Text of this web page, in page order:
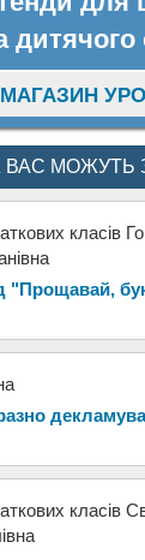
дитячого
МАГАЗИН
МОЖУТЬ
класів
"Прощавай,
класів